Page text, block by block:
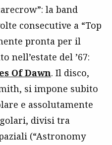
la band
consecutive a “Top
pronta per il
nell’estate del ’67:
Of Dawn. Il disco,
si impone subito
e assolutamente
divisi tra
(“Astronomy